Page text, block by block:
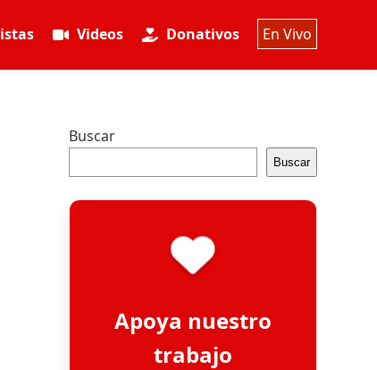
Videos Donativos En Vivo
Buscar
Buscar
Apoya nuestro
trabajo